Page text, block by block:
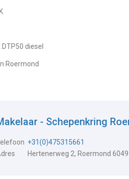
diesel
Roermond
- Schepenkring
+31(0)475315661
Hertenerweg 2, Roermond